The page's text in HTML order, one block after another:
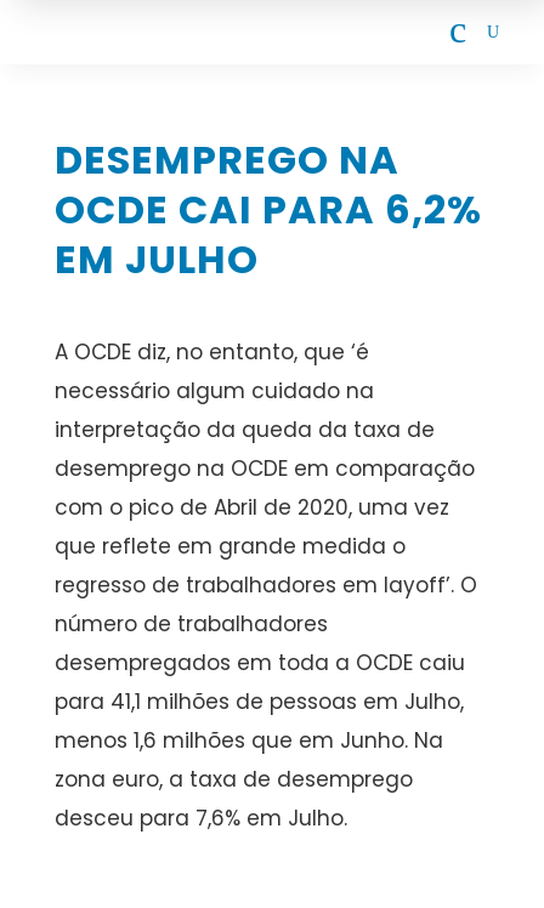
c U
DESEMPREGO NA
OCDE CAI PARA 6,2%
EM JULHO
A OCDE diz, no entanto, que ‘é
necessário algum cuidado na
interpretação da queda da taxa de
desemprego na OCDE em comparação
com o pico de Abril de 2020, uma vez
que reflete em grande medida o
regresso de trabalhadores em layoff’. O
número de trabalhadores
desempregados em toda a OCDE caiu
para 41,1 milhões de pessoas em Julho,
menos 1,6 milhões que em Junho. Na
zona euro, a taxa de desemprego
desceu para 7,6% em Julho.